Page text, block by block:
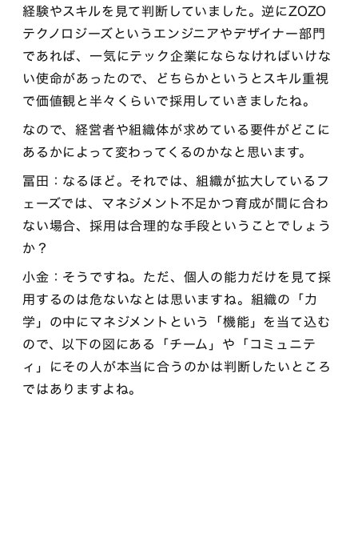
経験やスキルを見て判断していました。逆にZOZO
テクノロジーズというエンジニアやデザイナー部門
であれば、一気にテック企業にならなければいけな
い使命があったので、どちらかというとスキル重視
で価値観と半々くらいで採用していきましたね。
なので、経営者や組織体が求めている要件がどこに
あるかによって変わってくるのかなと思います。
冨田：なるほど。それでは、組織が拡大しているフ
ェーズでは、マネジメント不足かつ育成が間に合わ
ない場合、採用は合理的な手段ということでしょう
か？
小金：そうですね。ただ、個人の能力だけを見て採
用するのは危ないなとは思いますね。組織の「力
学」の中にマネジメントという「機能」を当て込む
ので、以下の図にある「チーム」や「コミュニテ
ィ」にその人が本当に合うのかは判断したいところ
ではありますよね。